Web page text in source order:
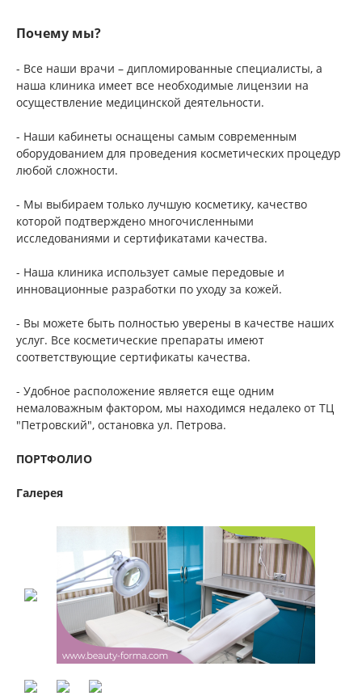
Почему мы?
- Все наши врачи – дипломированные специалисты, а
наша клиника имеет все необходимые лицензии на
осуществление медицинской деятельности.
- Наши кабинеты оснащены самым современным
оборудованием для проведения косметических процедур
любой сложности.
- Мы выбираем только лучшую косметику, качество
которой подтверждено многочисленными
исследованиями и сертификатами качества.
- Наша клиника использует самые передовые и
инновационные разработки по уходу за кожей.
- Вы можете быть полностью уверены в качестве наших
услуг. Все косметические препараты имеют
соответствующие сертификаты качества.
- Удобное расположение является еще одним
немаловажным фактором, мы находимся недалеко от ТЦ
"Петровский", остановка ул. Петрова.
ПОРТФОЛИО
Галерея